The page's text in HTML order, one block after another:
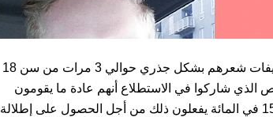
أجرته كراون كلينيك، يغير الرجال تصفيفات شعرهم بشكل جذري حوالي 3 مرات من سن 18
في المائة من الأشخاص الذي شاركوا في الاستطلاع أنهم عادة ما يقومون
بتغيير جذري في مظهرهم لأنهم ملّوا من شكلهم القديم، و15 في المائة يفعلون ذلك من أجل الحصول على إطلالة